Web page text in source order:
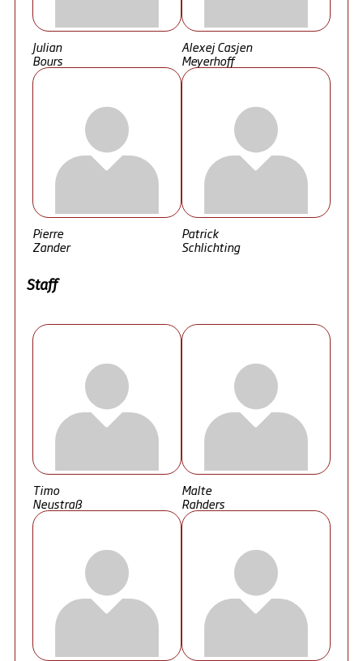
Julian
Bours
Alexej Casjen
Meyerhoff
Pierre
Zander
Patrick
Schlichting
Staff
Timo
Neustraß
Malte
Rahders